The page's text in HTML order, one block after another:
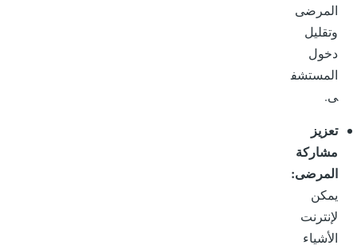
المرضى
وتقليل
دخول
المستشف
ى.
تعزيز
مشاركة
المرضى:
يمكن
لإنترنت
الأشياء